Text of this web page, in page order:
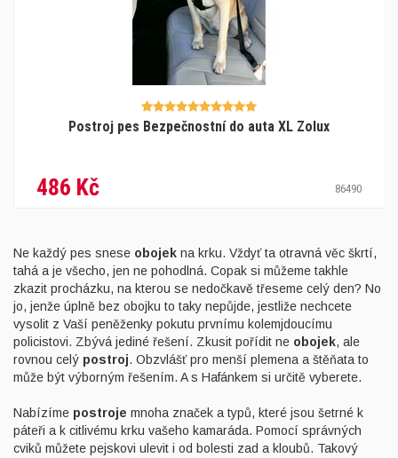
Postroj pes Bezpečnostní do auta XL Zolux
486 Kč 86490
Ne každý pes snese obojek na krku. Vždyť ta otravná věc škrtí,
tahá a je všecho, jen ne pohodlná. Copak si můžeme takhle
zkazit procházku, na kterou se nedočkavě třeseme celý den? No
jo, jenže úplně bez obojku to taky nepůjde, jestliže nechcete
vysolit z Vaší peněženky pokutu prvnímu kolemjdoucímu
policistovi. Zbývá jediné řešení. Zkusit pořídit ne obojek, ale
rovnou celý postroj. Obzvlášť pro menší plemena a štěňata to
může být výborným řešením. A s Hafánkem si určitě vyberete.
Nabízíme postroje mnoha značek a typů, které jsou šetrné k
páteři a k citlivému krku vašeho kamaráda. Pomocí správných
cviků můžete pejskovi ulevit i od bolesti zad a kloubů. Takový